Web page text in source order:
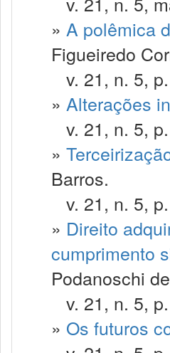
» A polêmica
Figueiredo
v. 21, n. 5,
» Alterações
v. 21, n. 5,
»
Barros.
v. 21, n. 5,
» Direito
cumprimento
Podanoschi
v. 21, n. 5,
» Os futuros